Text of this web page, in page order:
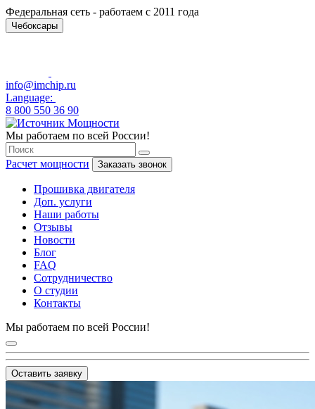
Федеральная сеть - работаем с 2011 года
Чебоксары
info@imchip.ru
Language:
8 800 550 36 90
Мы работаем по всей России!
Расчет мощности Заказать звонок
Прошивка двигателя
Доп. услуги
Наши работы
Отзывы
Новости
Блог
FAQ
Сотрудничество
О студии
Контакты
Мы работаем по всей России!
Оставить заявку